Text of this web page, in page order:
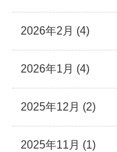
2026年2月 (4)
2026年1月 (4)
2025年12月 (2)
2025年11月 (1)